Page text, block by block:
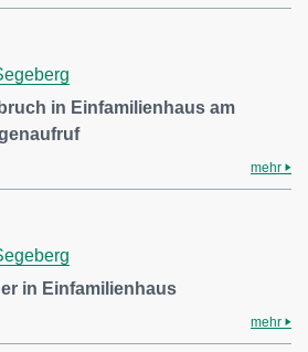
in Einfamilienhaus am
mehr
in Einfamilienhaus
mehr